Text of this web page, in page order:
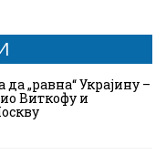
„равна“ Украјину –
Виткофу и